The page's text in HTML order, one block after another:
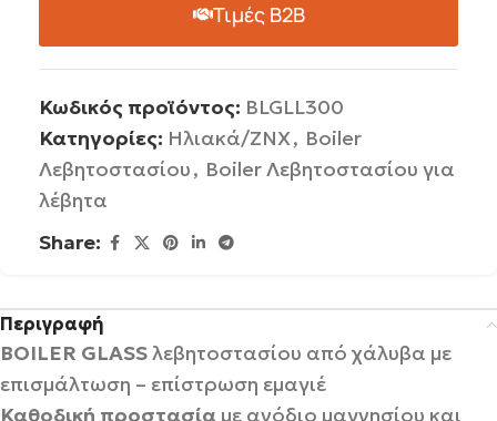
Τιμές B2B
Κωδικός προϊόντος: BLGLL300
Κατηγορίες: Ηλιακά/ΖΝΧ, Boiler
Λεβητοστασίου, Boiler Λεβητοστασίου για
λέβητα
Share:
Περιγραφή
BOILER GLASSλεβητοστασίου από χάλυβα με
επισμάλτωση – επίστρωση εμαγιέ
Καθοδική προστασία με ανόδιο μαγνησίου και